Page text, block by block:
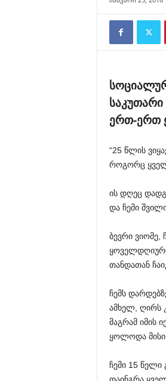
ერთ-ერთ
“25 წლის
როგორც
ის დღეც
და ჩემი
ბევრი ვიომე,
თანდათან
ჩემს
ამხელ, ღირს
მაგრამ იმის
ყოლოდა მისი
ჩემი 15